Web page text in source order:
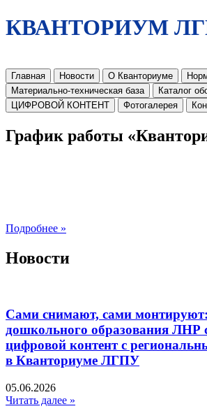
КВАНТОРИУМ
Главная Новости О Кванториуме
Материально-техническая база
Каталог
ЦИФРОВОЙ КОНТЕНТ
Фотогалерея
График работы
Подробнее »
Новости
Сами снимают, сами монтируют:
дошкольного образования ЛНР
цифровой контент с
в Кванториуме ЛГПУ​
05.06.2026
Читать далее »